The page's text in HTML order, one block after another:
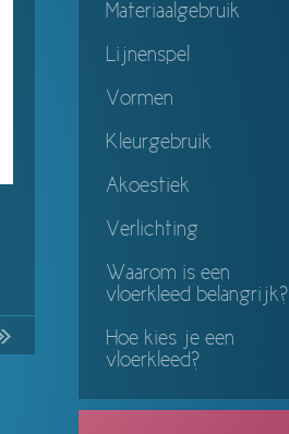
Continue
Materiaalgebruik
Lijnenspel
Vormen
Kleurgebruik
Akoestiek
Verlichting
Waarom is een
vloerkleed belangrijk?
Hoe kies je een
vloerkleed?